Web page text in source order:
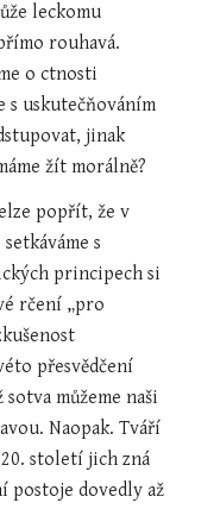
leckomu
rouhavá.
o ctnosti
s uskutečňováním
jinak
žít morálně?
popřít, že v
s
principech si
rčení „pro
přesvědčení
můžeme naši
Naopak. Tváří
století jich zná
postoje dovedly až